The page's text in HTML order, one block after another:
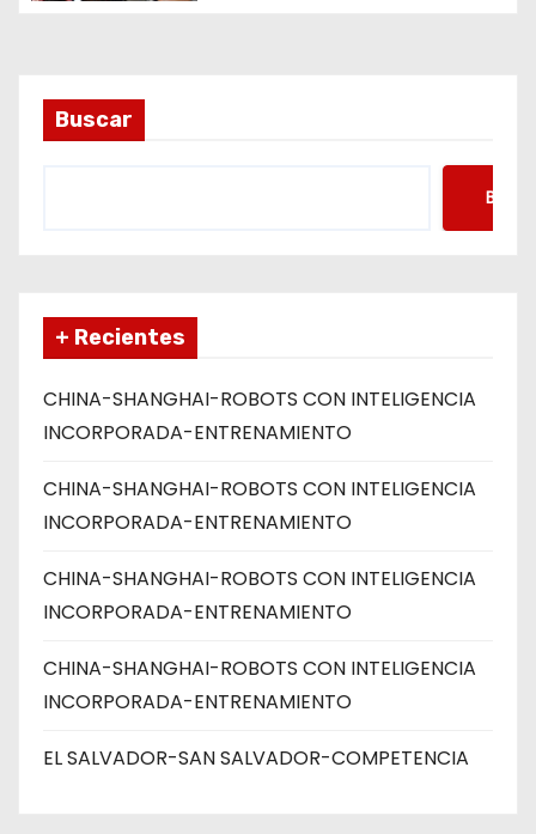
Buscar
+ Recientes
CHINA-SHANGHAI-ROBOTS CON INTELIGENCIA
INCORPORADA-ENTRENAMIENTO
CHINA-SHANGHAI-ROBOTS CON INTELIGENCIA
INCORPORADA-ENTRENAMIENTO
CHINA-SHANGHAI-ROBOTS CON INTELIGENCIA
INCORPORADA-ENTRENAMIENTO
CHINA-SHANGHAI-ROBOTS CON INTELIGENCIA
INCORPORADA-ENTRENAMIENTO
EL SALVADOR-SAN SALVADOR-COMPETENCIA